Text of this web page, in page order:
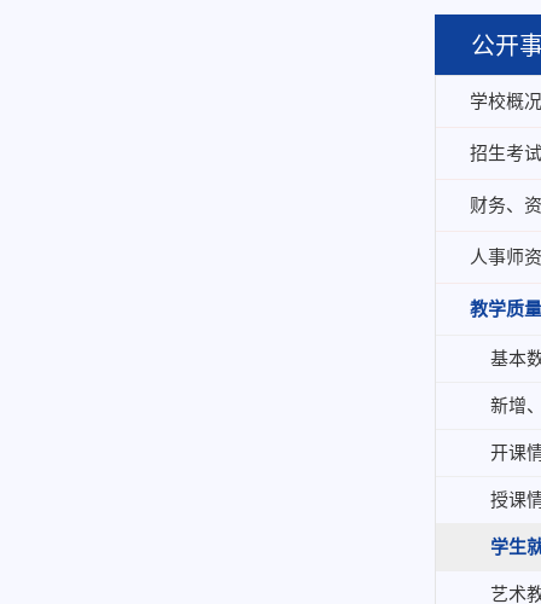
公开
学校概况
招生考试
财务、
人事师资
教学质量
基本
新增
开课
授课
学生
艺术